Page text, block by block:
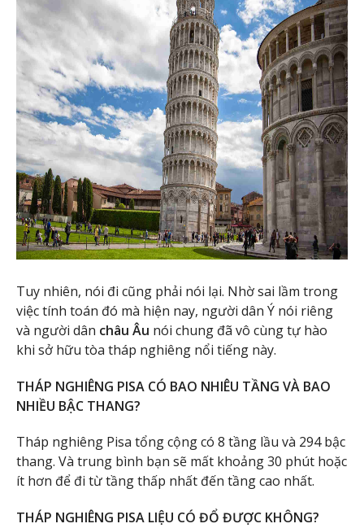
Tuy nhiên, nói đi cũng phải nói lại. Nhờ sai lầm trong
việc tính toán đó mà hiện nay, người dân Ý nói riêng
và người dân châu Âu nói chung đã vô cùng tự hào
khi sở hữu tòa tháp nghiêng nổi tiếng này.
THÁP NGHIÊNG PISA CÓ BAO NHIÊU TẦNG VÀ BAO
NHIỀU BẬC THANG?
Tháp nghiêng Pisa tổng cộng có 8 tầng lầu và 294 bậc
thang. Và trung bình bạn sẽ mất khoảng 30 phút hoặc
ít hơn để đi từ tầng thấp nhất đến tầng cao nhất.
THÁP NGHIÊNG PISA LIỆU CÓ ĐỔ ĐƯỢC KHÔNG?